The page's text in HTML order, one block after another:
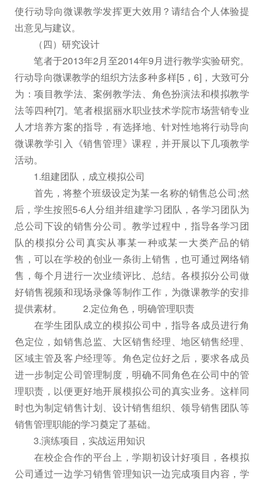
使行动导向微课教学发挥更大效用？请结合个人体验提
出意见与建议。
（四）研究设计
笔者于2013年2月至2014年9月进行教学实验研究。
行动导向微课教学的组织方法多种多样[5，6]，大致可分
为：项目教学法、案例教学法、角色扮演法和模拟教学
法等四种[7]。笔者根据丽水职业技术学院市场营销专业
人才培养方案的指导，有选择地、针对性地将行动导向
微课教学引入《销售管理》课程，并开展以下几项教学
活动。
1.组建团队，成立模拟公司
首先，将整个班级设定为某一名称的销售总公司;然
后，学生按照5-6人分组并组建学习团队，各学习团队为
总公司下设的销售分公司。教学过程中，指导各学习团
队的模拟分公司真实从事某一种或某一大类产品的销
售，可以在学校的创业一条街上销售，也可通过网络销
售，每个月进行一次业绩评比、总结。各模拟分公司做
好销售视频和现场录像等制作工作，为微课教学的安排
提供素材。 2.定位角色，明确管理职责
在学生团队成立的模拟公司中，指导各成员进行角
色定位，如销售总监、大区销售经理、地区销售经理、
区域主管及客户经理等。角色定位好之后，要求各成员
进一步制定公司管理制度，明确不同角色在公司中的管
理职责，以便更好地开展模拟公司的真实业务。这样同
时也为制定销售计划、设计销售组织、领导销售团队等
销售管理职能的学习奠定了基础。
3.演练项目，实战运用知识
在校企合作的平台上，学期初设计好项目，各模拟
公司通过一边学习销售管理知识一边完成项目内容，学